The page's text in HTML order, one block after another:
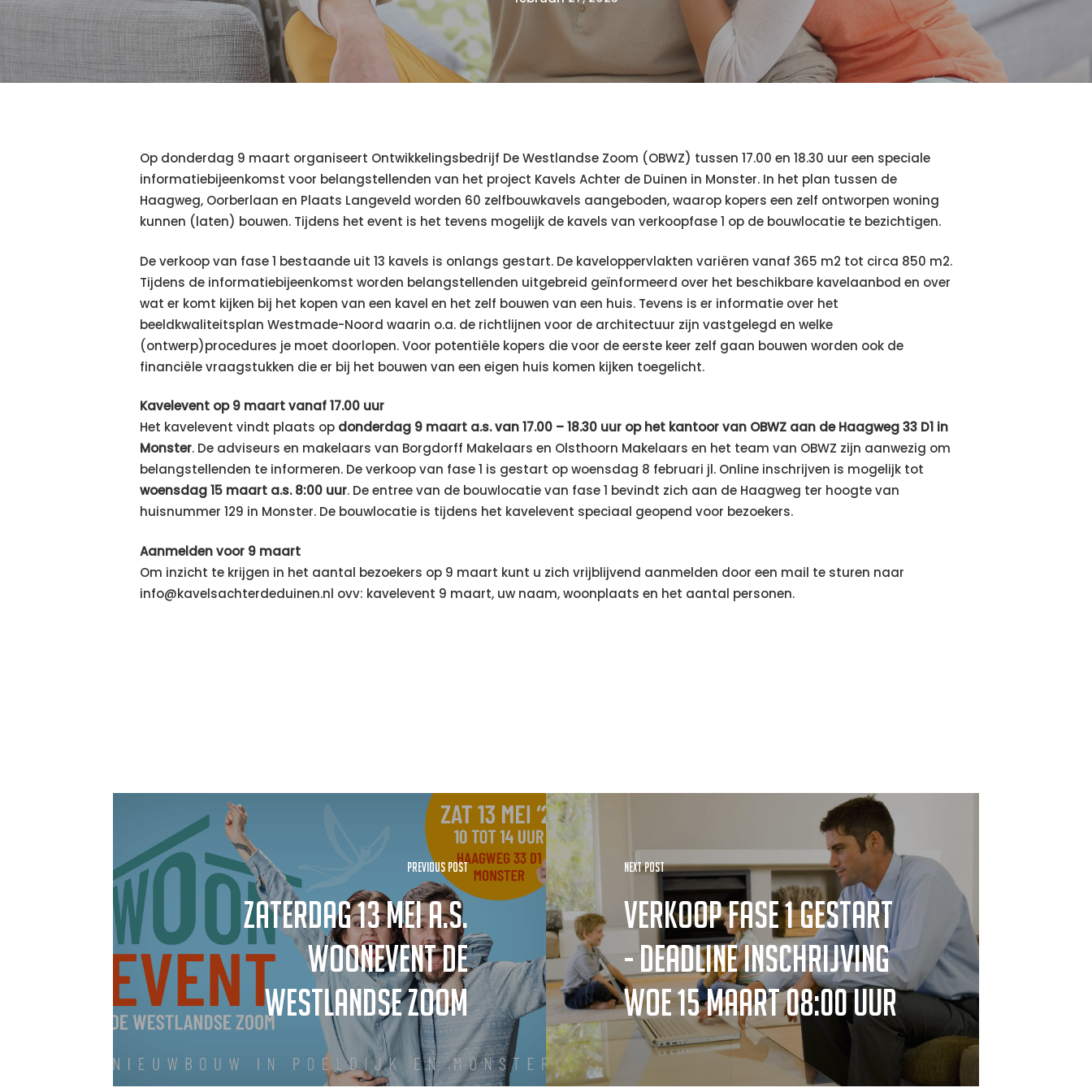
Op donderdag 9 maart organiseert Ontwikkelingsbedrijf De Westlandse Zoom (OBWZ) tussen 17.00 en 18.30 uur een speciale
informatiebijeenkomst voor belangstellenden van het project Kavels Achter de Duinen in Monster. In het plan tussen de
Haagweg, Oorberlaan en Plaats Langeveld worden 60 zelfbouwkavels aangeboden, waarop kopers een zelf ontworpen woning
kunnen (laten) bouwen. Tijdens het event is het tevens mogelijk de kavels van verkoopfase 1 op de bouwlocatie te bezichtigen.
De verkoop van fase 1 bestaande uit 13 kavels is onlangs gestart. De kaveloppervlakten variëren vanaf 365 m2 tot circa 850 m2.
Tijdens de informatiebijeenkomst worden belangstellenden uitgebreid geïnformeerd over het beschikbare kavelaanbod en over
wat er komt kijken bij het kopen van een kavel en het zelf bouwen van een huis. Tevens is er informatie over het
beeldkwaliteitsplan Westmade-Noord waarin o.a. de richtlijnen voor de architectuur zijn vastgelegd en welke
(ontwerp)procedures je moet doorlopen. Voor potentiële kopers die voor de eerste keer zelf gaan bouwen worden ook de
financiële vraagstukken die er bij het bouwen van een eigen huis komen kijken toegelicht.
Kavelevent op 9 maart vanaf 17.00 uur
Het kavelevent vindt plaats op donderdag 9 maart a.s. van 17.00 – 18.30 uur op het kantoor van OBWZ aan de Haagweg 33 D1 in
Monster. De adviseurs en makelaars van Borgdorff Makelaars en Olsthoorn Makelaars en het team van OBWZ zijn aanwezig om
belangstellenden te informeren. De verkoop van fase 1 is gestart op woensdag 8 februari jl. Online inschrijven is mogelijk tot
woensdag 15 maart a.s. 8:00 uur. De entree van de bouwlocatie van fase 1 bevindt zich aan de Haagweg ter hoogte van
huisnummer 129 in Monster. De bouwlocatie is tijdens het kavelevent speciaal geopend voor bezoekers.
Aanmelden voor 9 maart
Om inzicht te krijgen in het aantal bezoekers op 9 maart kunt u zich vrijblijvend aanmelden door een mail te sturen naar
info@kavelsachterdeduinen.nl ovv: kavelevent 9 maart, uw naam, woonplaats en het aantal personen.
Previous Post
Zaterdag 13 mei a.s.
Woonevent De
Westlandse Zoom
Next Post
Verkoop fase 1 gestart
- deadline inschrijving
woe 15 maart 08:00 uur